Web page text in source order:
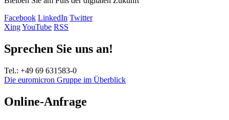
Facebook LinkedIn Twitter
XingYouTube RSS
Sprechen Sie uns an!
Tel.: +49 69 631583-0
Die euromicron Gruppe im Überblick
Online-Anfrage